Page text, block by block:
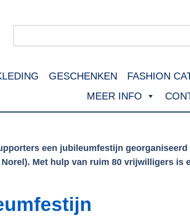
GESCHENKEN FASHION
MEER INFO
een jubileumfestijn
Met hulp van ruim 80 vrijwilligers is